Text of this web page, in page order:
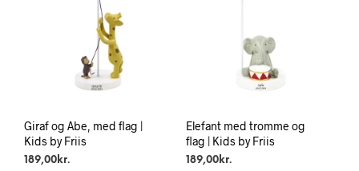
Giraf og Abe, med flag |
Kids by Friis
189,00 kr.
Elefant med tromme og
flag | Kids by Friis
189,00kr.